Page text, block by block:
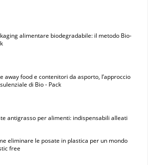
alimentare biodegradabile: il metodo Bio-
away food e contenitori da asporto, l’approccio
di Bio - Pack
antigrasso per alimenti: indispensabili alleati
eliminare le posate in plastica per un mondo
free